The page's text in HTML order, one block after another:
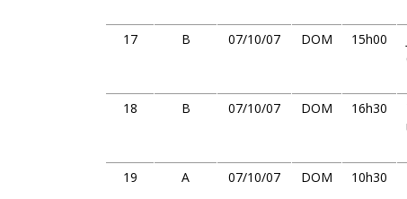
17
B 07/10/07 DOM 15h00
18
B 07/10/07 DOM 16h30
19
A 07/10/07 DOM 10h30